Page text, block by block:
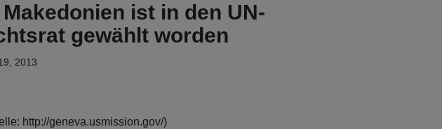
ist in den UN-
gewählt worden
2013
http://geneva.usmission.gov/)